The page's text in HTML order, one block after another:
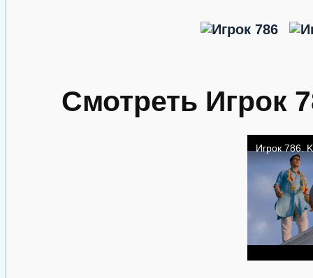
Смотреть Игрок